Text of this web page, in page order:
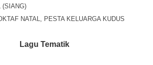
(SIANG)
NATAL, PESTA KELUARGA KUDUS
Lagu Tematik